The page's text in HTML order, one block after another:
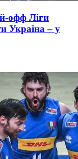
офф Ліги
Україна – у